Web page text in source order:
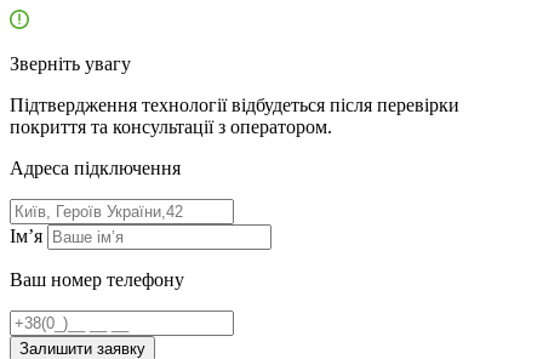
Зверніть увагу
Підтвердження технології відбудеться після перевірки
покриття та консультації з оператором.
Адресa підключення
Ім’я
Ваш номер телефону
Залишити заявку